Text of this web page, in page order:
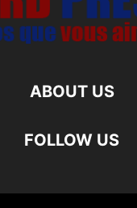
ABOUT US
FOLLOW US